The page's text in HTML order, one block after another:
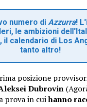
numero di Azzurra!
le ambizioni
il calendario di Los
tanto altro!
posizione
Dubrovin
prova in cuihanno